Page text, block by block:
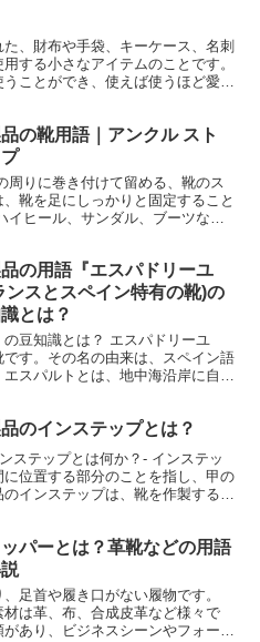
、財布や手袋、キーケース、名刺
する小さなアイテムのことです。
ことができ、使えば使うほど愛着
できます。例えば、普段使いには
マルなシーンには上品な財布とバ
、より便利におしゃれに革製品を
の靴用語｜アンクル スト
周りに巻き付けて留める、靴のス
靴を足にしっかりと固定すること
イヒール、サンダル、ブーツな
の用語『エスパドリーユ
ンスとスペイン特有の靴)の
とは？
？ エスパドリーユ
す。その名の由来は、スペイン語
スパルトとは、地中海沿岸に自生
ンでは夏によく履かれる履物で
は、その軽
りの履物です。また、その素朴な
やすいという特徴もあります。さ
のインステップとは？
位置する部分のことを指し、甲の
インステップは、靴を作製する上
を与えるため、靴を選ぶ際には注
ット感を確認するには、靴を履い
このとき、インステップに圧迫感
また、インステップの素材は、革
が一般的です。それぞれの素材に
材の靴を選ぶとよいでしょう。
パーとは？革靴などの用語
足首や履き口がない履物です。
は革、布、合成皮革など様々で
あり、ビジネスシーンやフォーマ